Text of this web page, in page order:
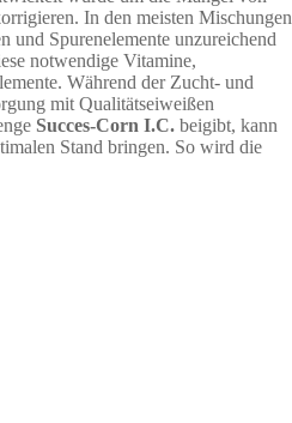
In den meisten Mischungen
und Spurenelemente unzureichend
notwendige Vitamine,
Während der Zucht- und
mit Qualitätseiweißen
Succes-Corn I.C. beigibt, kann
Stand bringen. So wird die